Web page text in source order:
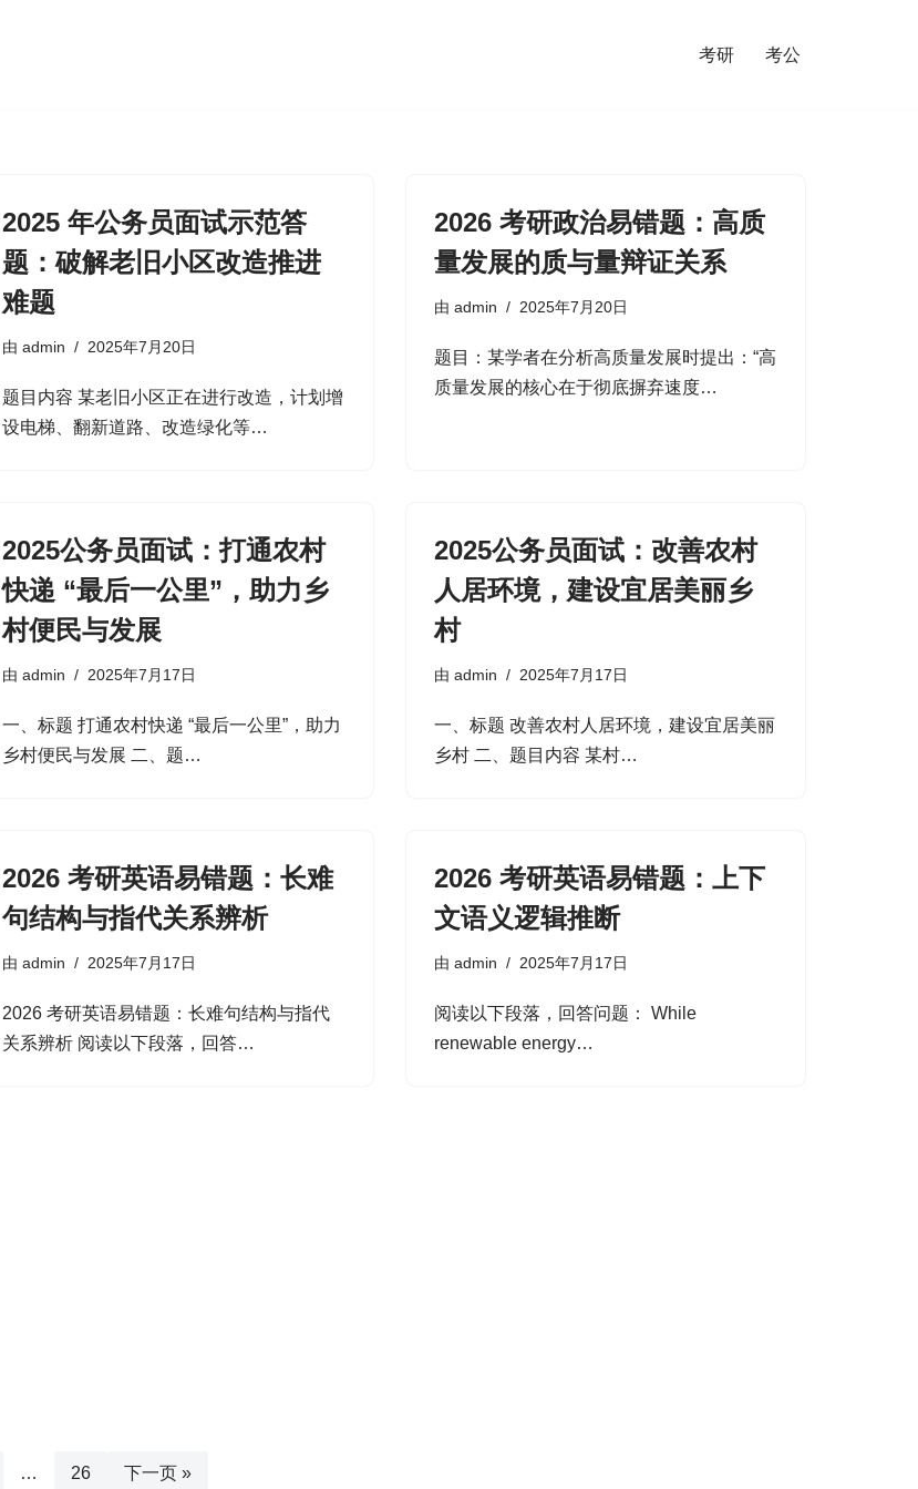
考研 考公
2025 年公务员面试示范答
题：破解老旧小区改造推进
难题
由 admin 2025年7月20日
题目内容​ 某老旧小区正在进行改造，计划增
设电梯、翻新道路、改造绿化等…
2026 考研政治易错题：高质
量发展的质与量辩证关系
由 admin 2025年7月20日
题目：某学者在分析高质量发展时提出：“高
质量发展的核心在于彻底摒弃速度…
2025公务员面试：打通农村
快递 “最后一公里”，助力乡
村便民与发展
由 admin 2025年7月17日
一、标题​ 打通农村快递 “最后一公里”，助力
乡村便民与发展​ 二、题…
2025公务员面试：改善农村
人居环境，建设宜居美丽乡
村
由 admin 2025年7月17日
一、标题​ 改善农村人居环境，建设宜居美丽
乡村​ 二、题目内容​ 某村…
2026 考研英语易错题：长难
句结构与指代关系辨析
由 admin 2025年7月17日
2026 考研英语易错题：长难句结构与指代
关系辨析 阅读以下段落，回答…
2026 考研英语易错题：上下
文语义逻辑推断
由 admin 2025年7月17日
阅读以下段落，回答问题： While
renewable energy…
… 26 下一页 »